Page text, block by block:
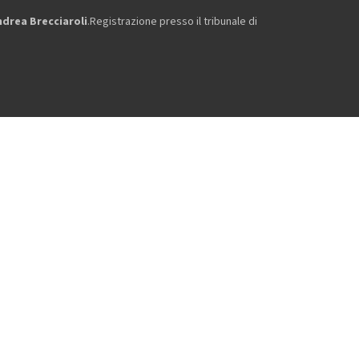
Brecciaroli.Registrazione presso il tribunale di